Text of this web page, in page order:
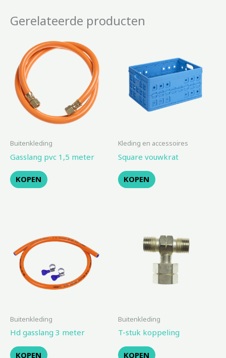
Gerelateerde producten
Buitenkleding
Gasslang pvc 1,5 meter
KOPEN
Kleding en accessoires
Square vouwkrat
KOPEN
Buitenkleding
Hd gasslang 3 meter
KOPEN
Buitenkleding
T-stuk koppeling
KOPEN